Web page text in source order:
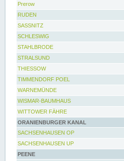
Prerow
RUDEN
SASSNITZ
SCHLESWIG
STAHLBRODE
STRALSUND
THIESSOW
TIMMENDORF POEL
WARNEMÜNDE
WISMAR-BAUMHAUS
WITTOWER FÄHRE
ORANIENBURGER KANAL
SACHSENHAUSEN OP
SACHSENHAUSEN UP
PEENE